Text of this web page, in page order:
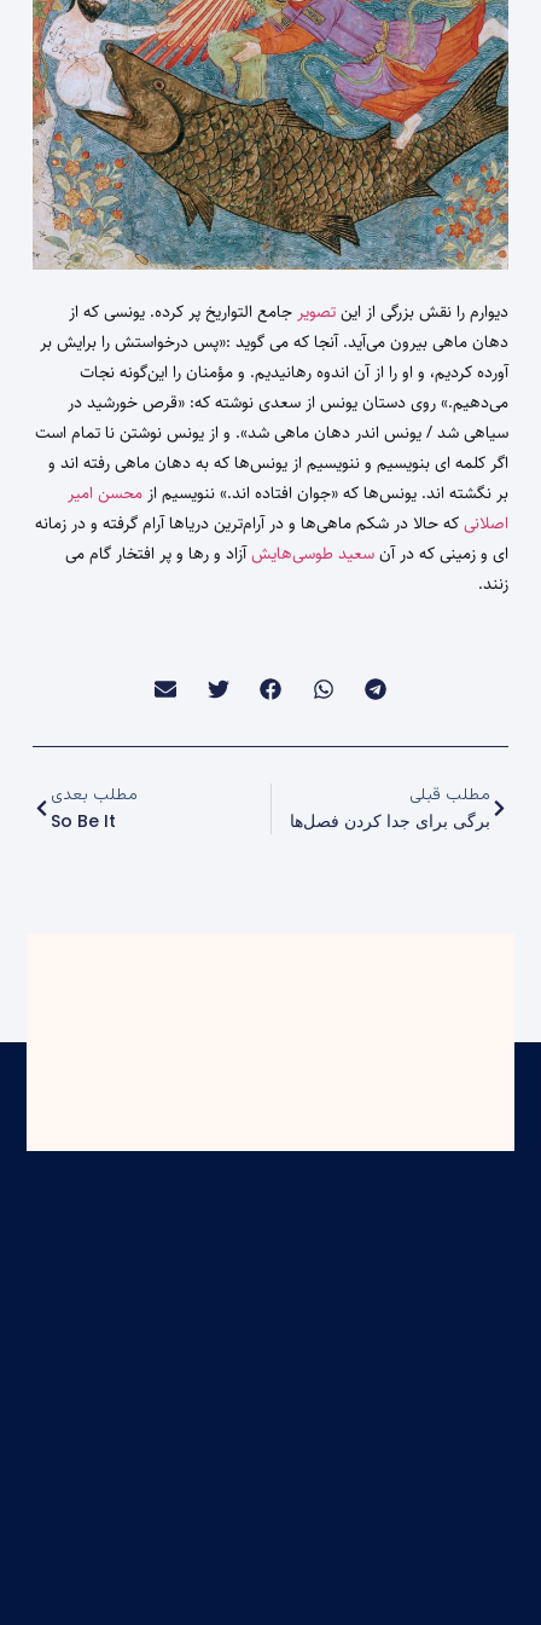
دیوارم را نقش بزرگی از اینتصویر جامع التواریخ پر کرده. یونسی که از
دهان ماهی بیرون می‌آید. آنجا که می گوید :«پس درخواستش را برایش بر
آورده کردیم، و او را از آن اندوه رهانیدیم. و مؤمنان را این‌گونه نجات
می‌دهیم.» روی دستان یونس از سعدی نوشته که: «قرص خورشید در
سیاهی شد / یونس اندر دهان ماهی شد». و از یونس نوشتن نا تمام است
اگر کلمه ای بنویسیم و ننویسیم از یونس‌ها که به دهان ماهی رفته اند و
بر نگشته اند. یونس‌ها که «جوان افتاده اند.» ننویسیم از محسن امیر
اصلانیکه حالا در شکم ماهی‌ها و در آرام‌ترین دریاها آرام گرفته و در زمانه
ای و زمینی که در آنسعید طوسی‌هایشآزاد و رها و پر افتخار گام می
زنند.
مطلب قبلی
برگی برای جدا کردن فصل‌ها
مطلب بعدی
So Be It